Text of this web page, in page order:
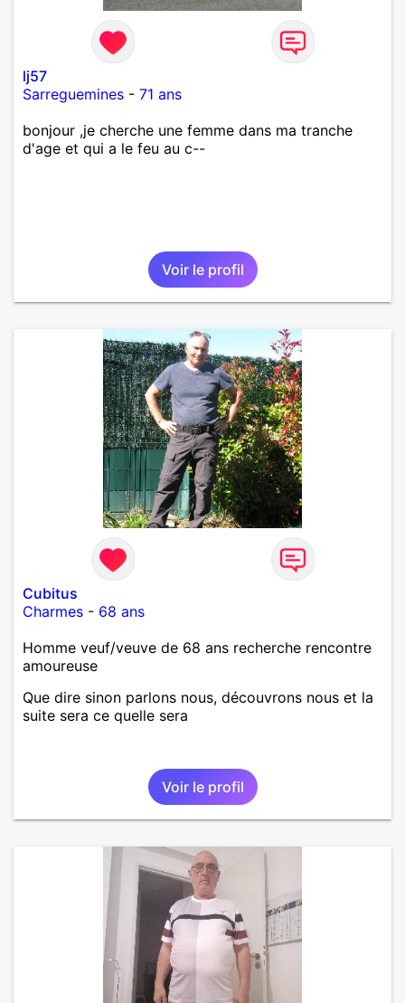
lj57
Sarreguemines - 71 ans
bonjour ,je cherche une femme dans ma tranche
d'age et qui a le feu au c--
Voir le profil
Cubitus
Charmes - 68 ans
Homme veuf/veuve de 68 ans recherche rencontre
amoureuse
Que dire sinon parlons nous, découvrons nous et la
suite sera ce quelle sera
Voir le profil